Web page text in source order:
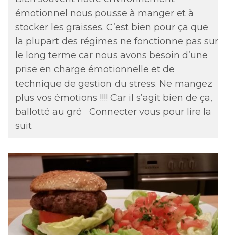
émotionnel nous pousse à manger et à
stocker les graisses. C’est bien pour ça que
la plupart des régimes ne fonctionne pas sur
le long terme car nous avons besoin d’une
prise en charge émotionnelle et de
technique de gestion du stress. Ne mangez
plus vos émotions !!!! Car il s’agit bien de ça,
ballotté au gré
Connecter vous pour lire la
suit